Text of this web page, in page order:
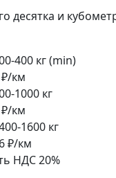
десятка и
400 кг (min)
₽/км
1000 кг
км
1600 кг
₽/км
НДС 20%